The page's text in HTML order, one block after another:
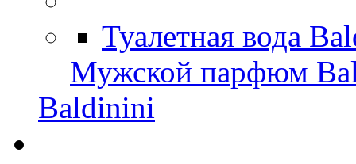
Туалетная вода
Мужской парфюм
Baldinini